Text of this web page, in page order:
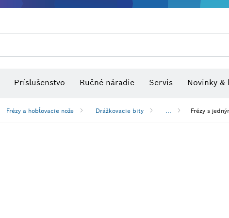
Príslušenstvo Ručné náradie Servis Novinky &
Frézy a hobľovacie nože Drážkovacie bity ... Frézy s